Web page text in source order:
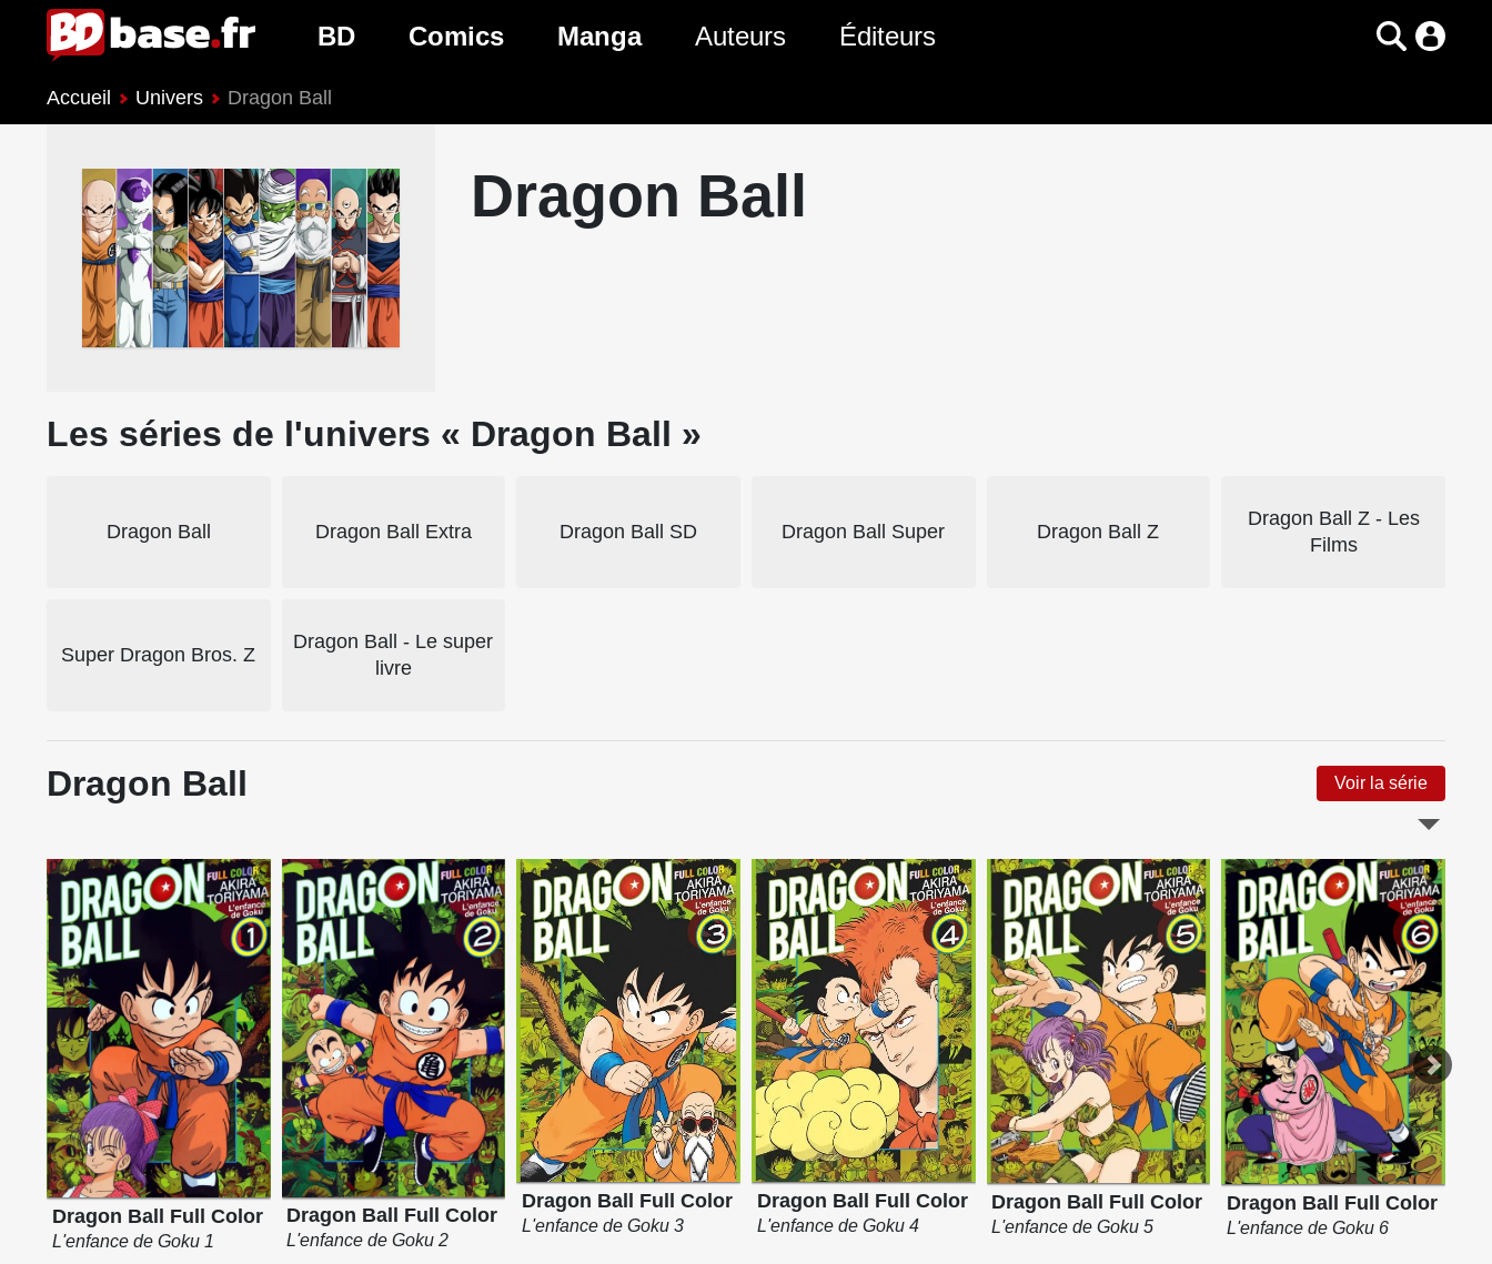
BD
Nouveautés BD
Genres BD
Comics
Genres Comics
Manga
Genres Manga
Auteurs Éditeurs
Accueil Univers Dragon Ball
Dragon Ball
Les séries de l'univers « Dragon Ball »
Dragon Ball Dragon Ball Extra Dragon Ball SD Dragon Ball Super Dragon Ball Z
Dragon Ball Z - Les
Films
Super Dragon Bros. Z
Dragon Ball - Le super
livre
Dragon Ball Voir la série
Dragon Ball Full Color
L'enfance de Goku 1
Dragon Ball Full Color
L'enfance de Goku 2
Dragon Ball Full Color
L'enfance de Goku 3
Dragon Ball Full Color
L'enfance de Goku 4
Dragon Ball Full Color
L'enfance de Goku 5
Dragon Ball Full Color
L'enfance de Goku 6